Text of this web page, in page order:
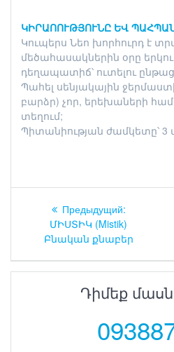
ԿԻՐԱՈՈՒԹՅՈՒՆԸ ԵՎ
Կուպերս Նեո խորհուրդ է
մեծահասակներին օրը
դեղապատիճ՝ ուտելու
Պահել սենյակային
բարձր) չոր, երեխաների
տեղում;
Պիտանիության ժամկետը՝
Навигация
записям
Предыдущий:
запись:
ՄԻՍՏԻԿ (Mistik)
Բնական քնաբեր
Դիմեք